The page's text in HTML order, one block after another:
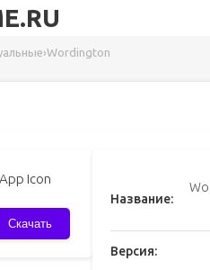
›Wordington
Скачать
Название:
Версия: